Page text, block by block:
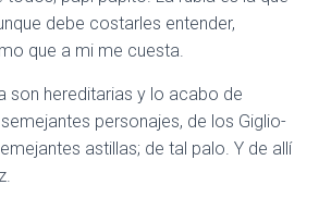
debe costarles entender,
que a mi me cuesta.
son hereditarias y lo acabo de
personajes, de los Giglio-
astillas; de tal palo. Y de allí